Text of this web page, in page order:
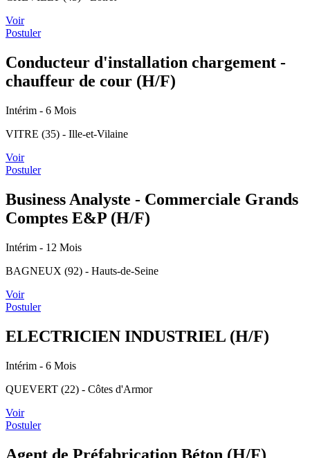
Voir
Postuler
Conducteur d'installation chargement -
chauffeur de cour (H/F)
Intérim - 6 Mois
VITRE (35) - Ille-et-Vilaine
Voir
Postuler
Business Analyste - Commerciale Grands
Comptes E&P (H/F)
Intérim - 12 Mois
BAGNEUX (92) - Hauts-de-Seine
Voir
Postuler
ELECTRICIEN INDUSTRIEL (H/F)
Intérim - 6 Mois
QUEVERT (22) - Côtes d'Armor
Voir
Postuler
Agent de Préfabrication Béton (H/F)